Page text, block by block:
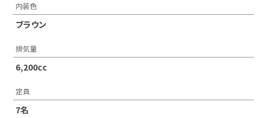
内装色
ブラウン
排気量
6,200cc
定員
7名